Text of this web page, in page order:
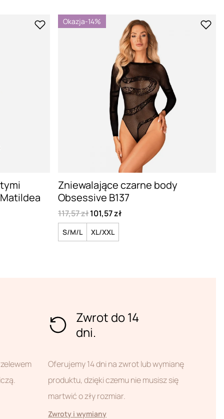
Okazja-14%
Zniewalające czarne body
Obsessive B137
117,57 zł101,57 zł
S/M/L XL/XXL
Zwrot do 14
dni.
Oferujemy 14 dni na zwrot lub wymianę
produktu, dzięki czemu nie musisz się
martwić o zły rozmiar.
Zwroty i wymiany